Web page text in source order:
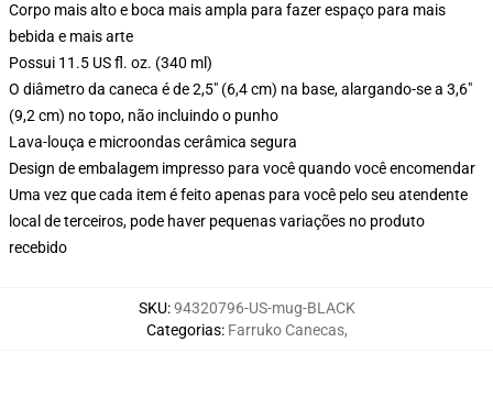
Corpo mais alto e boca mais ampla para fazer espaço para mais
bebida e mais arte
Possui 11.5 US fl. oz. (340 ml)
O diâmetro da caneca é de 2,5" (6,4 cm) na base, alargando-se a 3,6"
(9,2 cm) no topo, não incluindo o punho
Lava-louça e microondas cerâmica segura
Design de embalagem impresso para você quando você encomendar
Uma vez que cada item é feito apenas para você pelo seu atendente
local de terceiros, pode haver pequenas variações no produto
recebido
SKU:94320796-US-mug-BLACK
Categorias: Farruko Canecas,